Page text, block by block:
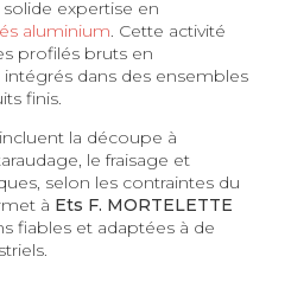
expertise en
aluminium. Cette activité
profilés bruts en
dans des ensembles
finis.
la découpe à
le fraisage et
selon les contraintes du
à Ets F. MORTELETTE
fiables et adaptées à de